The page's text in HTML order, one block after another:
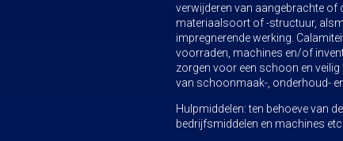
verwijderen van aangebrachte
materiaalsoort of -structuur,
impregnerende werking.
voorraden, machines en/of
zorgen voor een schoon en
van schoonmaak-, onderhoud-
Hulpmiddelen: ten behoeve van
bedrijfsmiddelen en machines etc.